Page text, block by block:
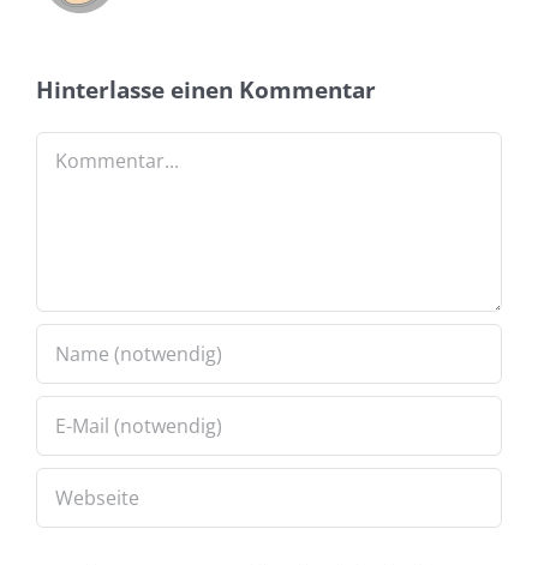
Hinterlasse einen Kommentar
Kommentar